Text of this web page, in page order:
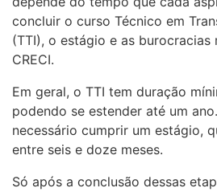
concluir o curso Técnico em
(TTI), o estágio e as burocracias
CRECI.
Em geral, o TTI tem duração
podendo se estender até um
necessário cumprir um estágio,
entre seis e doze meses.
Só após a conclusão dessas